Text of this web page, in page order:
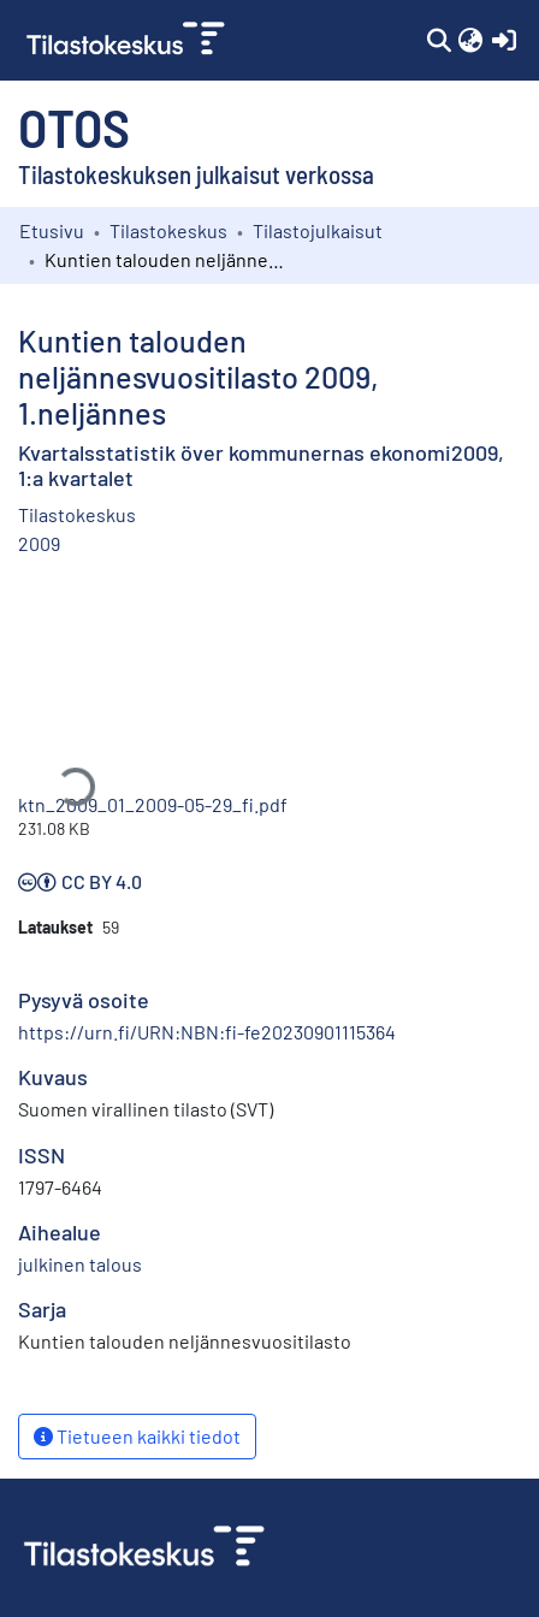
OTOS
Tilastokeskuksen julkaisut verkossa
Kokoelmat
Etusivu Tilastokeskus
Tilastojulkaisut
Kuntien talouden
neljännesvuositilasto 2009,
1.neljännes
Kvartalsstatistik över kommunernas ekonomi2009,
1:a kvartalet
Tilastokeskus
2009
Ladataan...
ktn_2009_01_2009-05-29_fi.pdf
231.08 KB
CC BY 4.0
Lataukset 59
Pysyvä osoite
https://urn.fi/URN:NBN:fi-fe20230901115364
Kuvaus
Suomen virallinen tilasto (SVT)
ISSN
1797-6464
Aihealue
julkinen talous
Sarja
Kuntien talouden neljännesvuositilasto
Tietueen kaikki tiedot